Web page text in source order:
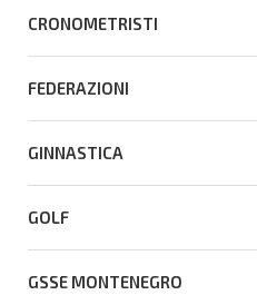
CRONOMETRISTI
FEDERAZIONI
GINNASTICA
GOLF
GSSE MONTENEGRO